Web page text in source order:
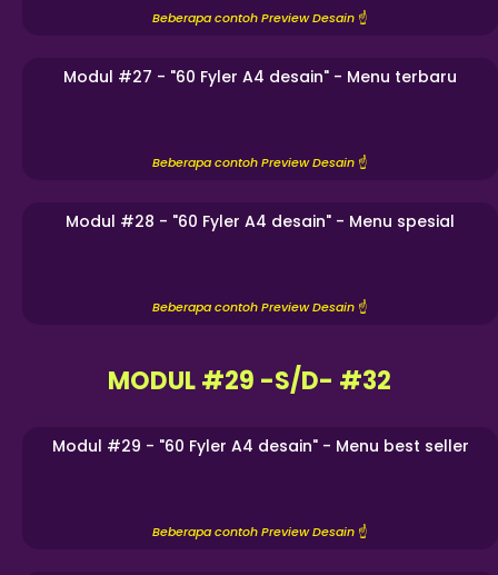
Beberapa contoh Preview Desain ☝️
Modul #27 - "60 Fyler A4 desain" - Menu terbaru
Beberapa contoh Preview Desain ☝️
Modul #28 - "60 Fyler A4 desain" - Menu spesial
Beberapa contoh Preview Desain ☝️
MODUL #29 -S/D- #32
Modul #29 - "60 Fyler A4 desain" - Menu best seller
Beberapa contoh Preview Desain ☝️